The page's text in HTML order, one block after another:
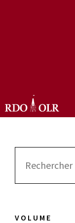
Search
VOLUME